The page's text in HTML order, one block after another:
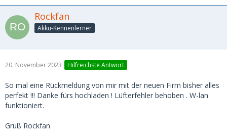
Rockfan
Akku-Kennenlerner
20. November 2023 Hilfreichste Antwort
So mal eine Rückmeldung von mir mit der neuen Firm bisher alles
perfekt !!! Danke fürs hochladen ! Lüfterfehler behoben . W-lan
funktioniert.
Gruß Rockfan